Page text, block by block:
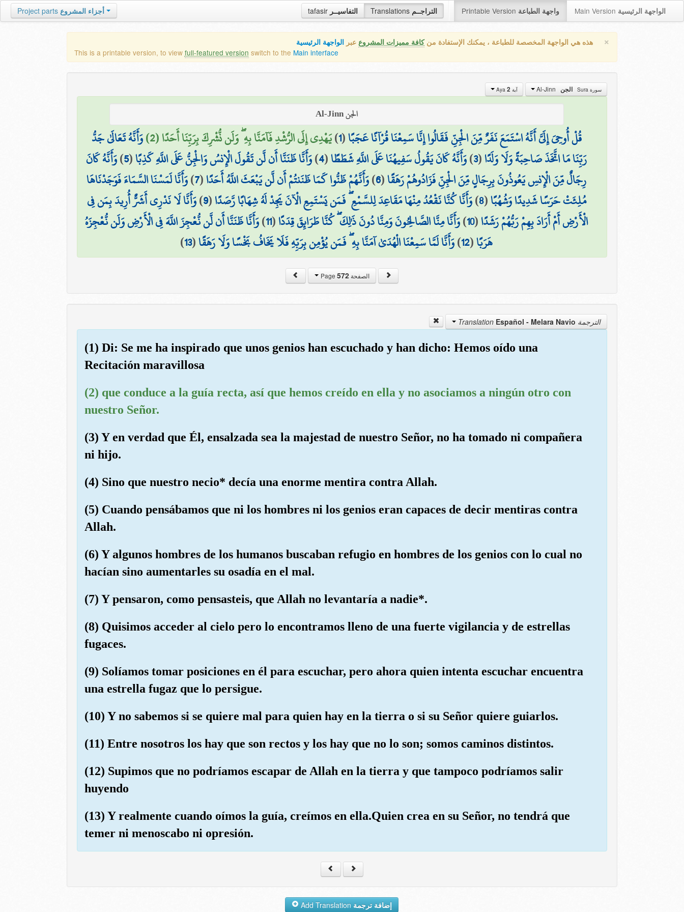
tafasir التفاسيــر Translations التراجــم Printable Version واجهة الطباعة Main Version الواجهة الرئيسية Project parts أجزاء المشروع
× هذه هي الواجهة المخصصة للطباعة ، يمكنك الإستفادة منكافة مميزات المشروع عبر الواجهة الرئيسية
This is a printable version, to view full-featured version switch to the Main interface
سورة Sura الجن آية Aya 2
الجن Al-Jinn
قُلْ أُوحِيَ إِلَيَّ أَنَّهُ اسْتَمَعَ نَفَرٌ مِّنَ الْجِنِّ فَقَالُوا إِنَّا سَمِعْنَا قُرْآنًا عَجَبًا(
1
)يَهْدِي إِلَى الرُّشْدِ فَآمَنَّا بِهِ ۖ وَلَن نُّشْرِكَ بِرَبِّنَا أَحَدًا (2) وَأَنَّهُ تَعَالَىٰ جَدُّ
رَبِّنَا مَا اتَّخَذَ صَاحِبَةً وَلَا وَلَدًا(
3
)وَأَنَّهُ كَانَ يَقُولُ سَفِيهُنَا عَلَى اللَّهِ شَطَطًا(
4
)وَأَنَّا ظَنَنَّا أَن لَّن تَقُولَ الْإِنسُ وَالْجِنُّ عَلَى اللَّهِ كَذِبًا(
5
)وَأَنَّهُ كَانَ
رِجَالٌ مِّنَ الْإِنسِ يَعُوذُونَ بِرِجَالٍ مِّنَ الْجِنِّ فَزَادُوهُمْ رَهَقًا(
6
)وَأَنَّهُمْ ظَنُّوا كَمَا ظَنَنتُمْ أَن لَّن يَبْعَثَ اللَّهُ أَحَدًا(
7
)وَأَنَّا لَمَسْنَا السَّمَاءَ فَوَجَدْنَاهَا
مُلِئَتْ حَرَسًا شَدِيدًا وَشُهُبًا(
8
)وَأَنَّا كُنَّا نَقْعُدُ مِنْهَا مَقَاعِدَ لِلسَّمْعِ ۖ فَمَن يَسْتَمِعِ الْآنَ يَجِدْ لَهُ شِهَابًا رَّصَدًا(
9
)وَأَنَّا لَا نَدْرِي أَشَرٌّ أُرِيدَ بِمَن فِي
الْأَرْضِ أَمْ أَرَادَ بِهِمْ رَبُّهُمْ رَشَدًا(
10
)وَأَنَّا مِنَّا الصَّالِحُونَ وَمِنَّا دُونَ ذَٰلِكَ ۖ كُنَّا طَرَائِقَ قِدَدًا(
11
)وَأَنَّا ظَنَنَّا أَن لَّن نُّعْجِزَ اللَّهَ فِي الْأَرْضِ وَلَن نُّعْجِزَهُ
هَرَبًا(
12
)وَأَنَّا لَمَّا سَمِعْنَا الْهُدَىٰ آمَنَّا بِهِ ۖ فَمَن يُؤْمِن بِرَبِّهِ فَلَا يَخَافُ بَخْسًا وَلَا رَهَقًا(
13
)
الصفحة Page572
الترجمة Translation Español - Melara Navio
(1) Di: Se me ha inspirado que unos genios han escuchado y han dicho: Hemos oído una
Recitación maravillosa
(2) que conduce a la guía recta, así que hemos creído en ella y no asociamos a ningún otro con
nuestro Señor.
(3) Y en verdad que Él, ensalzada sea la majestad de nuestro Señor, no ha tomado ni compañera
ni hijo.
(4) Sino que nuestro necio* decía una enorme mentira contra Allah.
(5) Cuando pensábamos que ni los hombres ni los genios eran capaces de decir mentiras contra
Allah.
(6) Y algunos hombres de los humanos buscaban refugio en hombres de los genios con lo cual no
hacían sino aumentarles su osadía en el mal.
(7) Y pensaron, como pensasteis, que Allah no levantaría a nadie*.
(8) Quisimos acceder al cielo pero lo encontramos lleno de una fuerte vigilancia y de estrellas
fugaces.
(9) Solíamos tomar posiciones en él para escuchar, pero ahora quien intenta escuchar encuentra
una estrella fugaz que lo persigue.
(10) Y no sabemos si se quiere mal para quien hay en la tierra o si su Señor quiere guiarlos.
(11) Entre nosotros los hay que son rectos y los hay que no lo son; somos caminos distintos.
(12) Supimos que no podríamos escapar de Allah en la tierra y que tampoco podríamos salir
huyendo
(13) Y realmente cuando oímos la guía, creímos en ella.Quien crea en su Señor, no tendrá que
temer ni menoscabo ni opresión.
إضافة ترجمة